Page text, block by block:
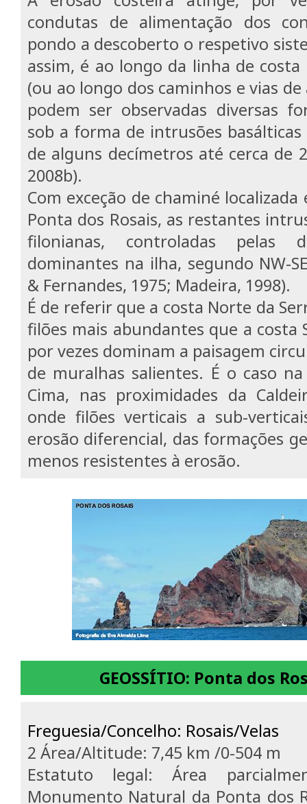
condutas de alimentação dos
pondo a descoberto o respetivo
assim, é ao longo da linha de costa
(ou ao longo dos caminhos e vias de
podem ser observadas diversas
sob a forma de intrusões basálticas
de alguns decímetros até cerca de
2008b).
Com exceção de chaminé
Ponta dos Rosais, as restantes
filonianas, controladas pelas
dominantes na ilha, segundo NW-
& Fernandes, 1975; Madeira, 1998).
É de referir que a costa Norte da
filões mais abundantes que a costa
por vezes dominam a paisagem
de muralhas salientes. É o caso
Cima, nas proximidades da
onde filões verticais a sub-
erosão diferencial, das formações
menos resistentes à erosão.
GEOSSÍTIO: Ponta dos
Freguesia/Concelho: Rosais/Velas
2 Área/Altitude: 7,45 km /0-504 m
Estatuto legal: Área
Monumento Natural da Ponta dos